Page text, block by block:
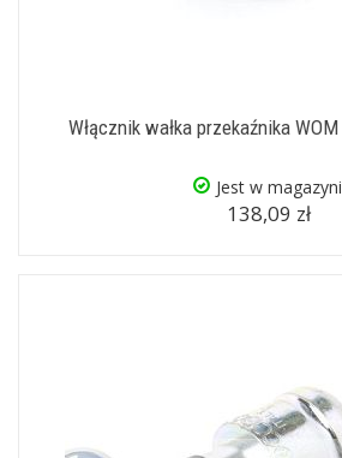
Włącznik wałka przekaźnika
Jest w
138,09 zł